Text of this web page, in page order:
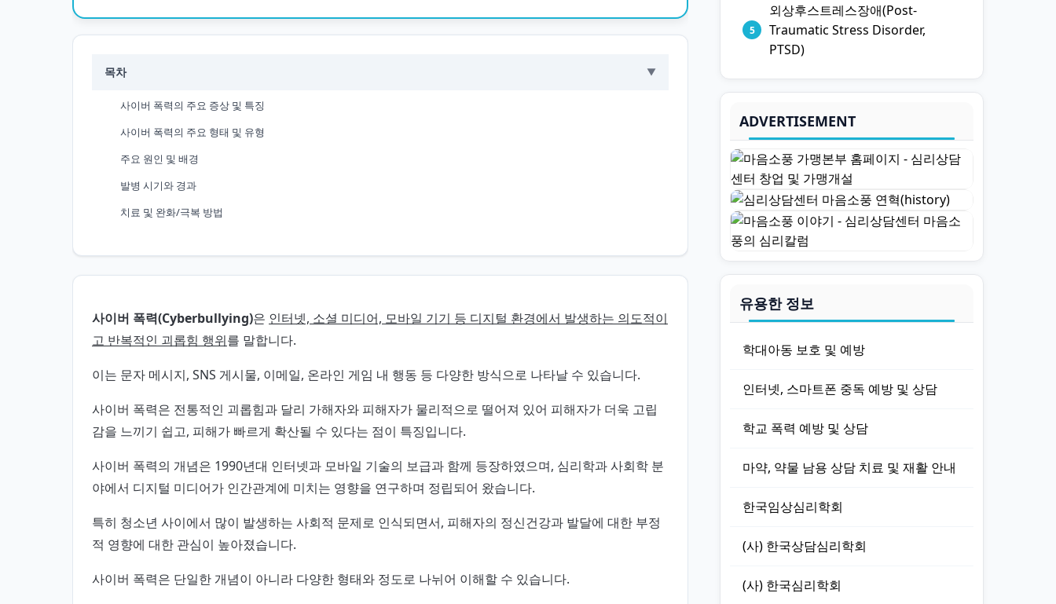
목차 ▼
사이버 폭력의 주요 증상 및 특징
사이버 폭력의 주요 형태 및 유형
주요 원인 및 배경
발병 시기와 경과
치료 및 완화/극복 방법
사이버 폭력(Cyberbullying)은 인터넷, 소셜 미디어, 모바일 기기 등 디지털 환경에서 발생하는 의도적이
고 반복적인 괴롭힘 행위를 말합니다.
이는 문자 메시지, SNS 게시물, 이메일, 온라인 게임 내 행동 등 다양한 방식으로 나타날 수 있습니다.
사이버 폭력은 전통적인 괴롭힘과 달리 가해자와 피해자가 물리적으로 떨어져 있어 피해자가 더욱 고립
감을 느끼기 쉽고, 피해가 빠르게 확산될 수 있다는 점이 특징입니다.
사이버 폭력의 개념은 1990년대 인터넷과 모바일 기술의 보급과 함께 등장하였으며, 심리학과 사회학 분
야에서 디지털 미디어가 인간관계에 미치는 영향을 연구하며 정립되어 왔습니다.
특히 청소년 사이에서 많이 발생하는 사회적 문제로 인식되면서, 피해자의 정신건강과 발달에 대한 부정
적 영향에 대한 관심이 높아졌습니다.
사이버 폭력은 단일한 개념이 아니라 다양한 형태와 정도로 나뉘어 이해할 수 있습니다.
외상후스트레스장애(Post-
Traumatic Stress Disorder,
PTSD)
ADVERTISEMENT
유용한 정보
학대아동 보호 및 예방
인터넷, 스마트폰 중독 예방 및 상담
학교 폭력 예방 및 상담
마약, 약물 남용 상담 치료 및 재활 안내
한국임상심리학회
(사) 한국상담심리학회
(사) 한국심리학회